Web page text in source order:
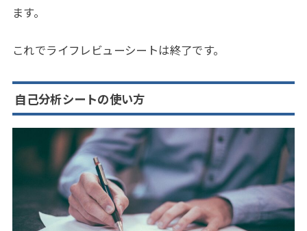
ます。
これでライフレビューシートは終了です。
自己分析シートの使い方